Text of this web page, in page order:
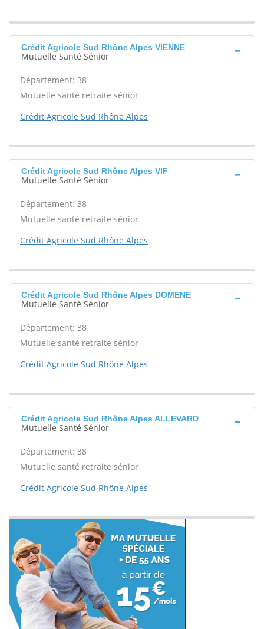
Crédit Agricole Sud Rhône Alpes VIENNE
Mutuelle Santé Sénior
Département: 38
Mutuelle santé retraite sénior
Crédit Agricole Sud Rhône Alpes
Crédit Agricole Sud Rhône Alpes VIF
Mutuelle Santé Sénior
Département: 38
Mutuelle santé retraite sénior
Crédit Agricole Sud Rhône Alpes
Crédit Agricole Sud Rhône Alpes DOMENE
Mutuelle Santé Sénior
Département: 38
Mutuelle santé retraite sénior
Crédit Agricole Sud Rhône Alpes
Crédit Agricole Sud Rhône Alpes ALLEVARD
Mutuelle Santé Sénior
Département: 38
Mutuelle santé retraite sénior
Crédit Agricole Sud Rhône Alpes